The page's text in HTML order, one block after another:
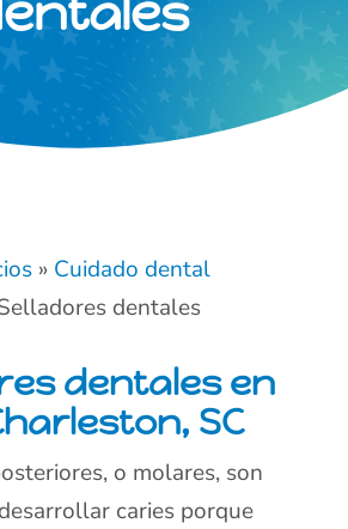
» Cuidado dental
dentales
dentales en
SC
o molares, son
caries porque